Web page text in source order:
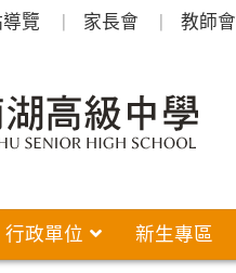
覽 家長會 教師會
行政單位 新生專區